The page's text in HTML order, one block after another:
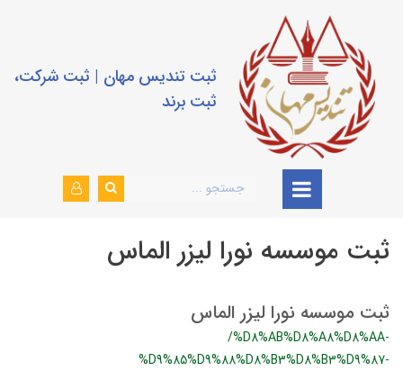
ثبت تندیس مهان | ثبت شرکت،
ثبت برند
ثبت موسسه نورا لیزر الماس
ثبت موسسه نورا لیزر الماس
/%D8%AB%D8%A8%D8%AA-
%D9%85%D9%88%D8%B3%D8%B3%D9%87-